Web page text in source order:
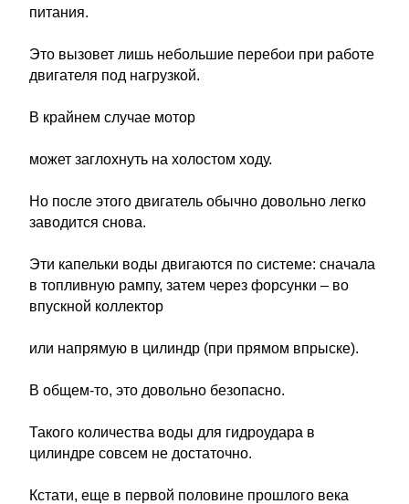
питания.
Это вызовет лишь небольшие перебои при работе
двигателя под нагрузкой.
В крайнем случае мотор
может заглохнуть на холостом ходу.
Но после этого двигатель обычно довольно легко
заводится снова.
Эти капельки воды двигаются по системе: сначала
в топливную рампу, затем через форсунки – во
впускной коллектор
или напрямую в цилиндр (при прямом впрыске).
В общем-то, это довольно безопасно.
Такого количества воды для гидроудара в
цилиндре совсем не достаточно.
Кстати, еще в первой половине прошлого века